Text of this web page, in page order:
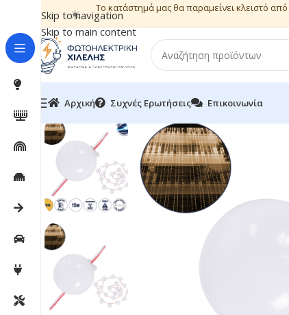
Skip to navigation
Skip to main content
☀️ Το κατάστημά μας θα παραμείνει κλειστό από
Αρχική Συχνές Ερωτήσεις Επικοινωνία